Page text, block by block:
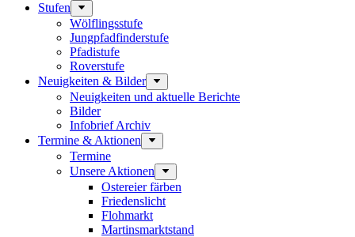
Stufen
Wölflingsstufe
Jungpfadfinderstufe
Pfadistufe
Roverstufe
Neuigkeiten & Bilder
Neuigkeiten und aktuelle Berichte
Bilder
Infobrief Archiv
Termine & Aktionen
Termine
Unsere Aktionen
Ostereier färben
Friedenslicht
Flohmarkt
Martinsmarktstand